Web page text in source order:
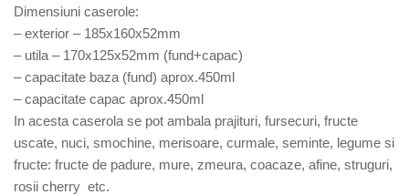
Dimensiuni caserole:
– exterior – 185x160x52mm
– utila – 170x125x52mm (fund+capac)
– capacitate baza (fund) aprox.450ml
– capacitate capac aprox.450ml
In acesta caserola se pot ambala prajituri, fursecuri, fructe
uscate, nuci, smochine, merisoare, curmale, seminte, legume si
fructe: fructe de padure, mure, zmeura, coacaze, afine, struguri,
rosii cherry etc.